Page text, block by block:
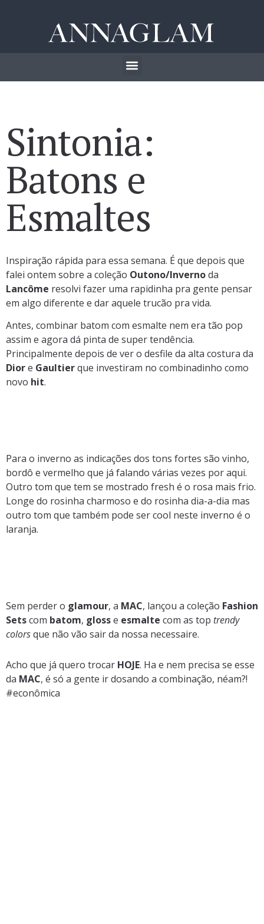
Sintonia:
Batons e
Esmaltes
Inspiração rápida para essa semana. É que depois que
falei ontem sobre a coleção Outono/Invernoda
Lancôme resolvi fazer uma rapidinha pra gente pensar
em algo diferente e dar aquele trucão pra vida.
Antes, combinar batom com esmalte nem era tão pop
assim e agora dá pinta de super tendência.
Principalmente depois de ver o desfile da alta costura da
Diore Gaultierque investiram no combinadinho como
novo hit.
Para o inverno as indicações dos tons fortes são vinho,
bordô e vermelho que já falando várias vezes por aqui.
Outro tom que tem se mostrado fresh é o rosa mais frio.
Longe do rosinha charmoso e do rosinha dia-a-dia mas
outro tom que também pode ser cool neste inverno é o
laranja.
Sem perder o glamour, a MAC, lançou a coleção Fashion
Setscom batom, glosse esmalte com as top trendy
colorsque não vão sair da nossa necessaire.
Acho que já quero trocar HOJE. Ha e nem precisa se esse
da MAC, é só a gente ir dosando a combinação, néam?!
#econômica